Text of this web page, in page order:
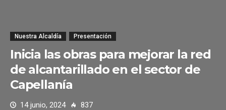
Nuestra Alcaldía Presentación
Inicia las obras para mejorar la red
de alcantarillado en el sector de
Capellanía
14 junio, 2024 837